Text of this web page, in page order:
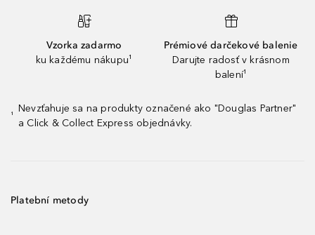
Vzorka zadarmo
ku každému nákupu¹
Prémiové darčekové balenie
Darujte radosť v krásnom
balení¹
¹
Nevzťahuje sa na produkty označené ako "Douglas Partner"
a Click & Collect Express objednávky.
Platební metody